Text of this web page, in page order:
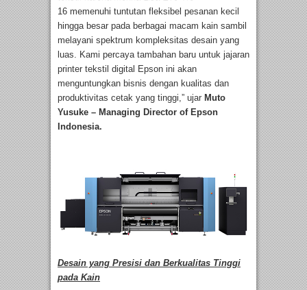
16 memenuhi tuntutan fleksibel pesanan kecil
hingga besar pada berbagai macam kain sambil
melayani spektrum kompleksitas desain yang
luas. Kami percaya tambahan baru untuk jajaran
printer tekstil digital Epson ini akan
menguntungkan bisnis dengan kualitas dan
produktivitas cetak yang tinggi,” ujar Muto
Yusuke – Managing Director of Epson
Indonesia.
Desain yang Presisi dan Berkualitas Tinggi
pada Kain